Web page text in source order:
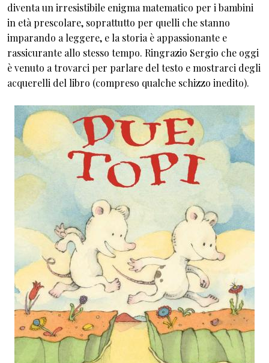
diventa un irresistibile enigma matematico per i bambini
in età prescolare, soprattutto per quelli che stanno
imparando a leggere, e la storia è appassionante e
rassicurante allo stesso tempo. Ringrazio Sergio che oggi
è venuto a trovarci per parlare del testo e mostrarci degli
acquerelli del libro (compreso qualche schizzo inedito).